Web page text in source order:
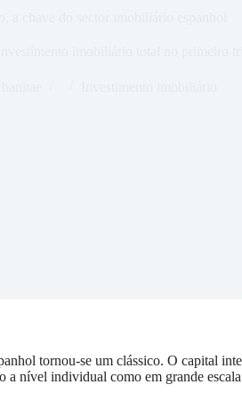
tornou-se um clássico. O capital
a nível individual como em grande